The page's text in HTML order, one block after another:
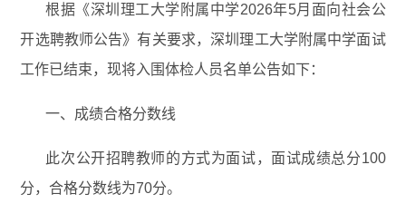
根据《深圳理工大学附属中学2026年5月面向社会公
开选聘教师公告》有关要求，深圳理工大学附属中学面试
工作已结束，现将入围体检人员名单公告如下：
一、成绩合格分数线
此次公开招聘教师的方式为面试，面试成绩总分100
分，合格分数线为70分。